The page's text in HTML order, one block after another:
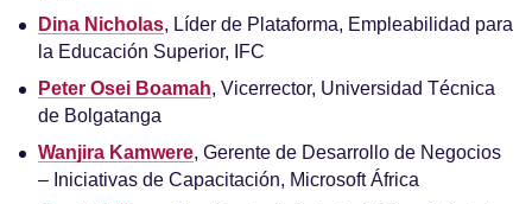
Dina Nicholas, Líder de Plataforma, Empleabilidad para
la Educación Superior, IFC
Peter Osei Boamah, Vicerrector, Universidad Técnica
de Bolgatanga
Wanjira Kamwere, Gerente de Desarrollo de Negocios
– Iniciativas de Capacitación, Microsoft África